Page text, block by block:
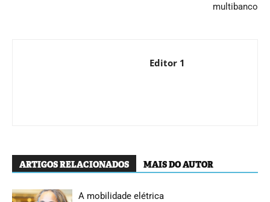
multibanco
Editor 1
ARTIGOS RELACIONADOS MAIS DO AUTOR
A mobilidade elétrica